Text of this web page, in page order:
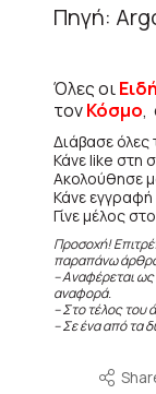
Πηγή:
Όλες οι
τονΚόσμο,
Διάβασε όλες
Κάνε like στη
Ακολούθησε
Κάνε
Γίνε μέλος
Προσοχή!
παραπάνω
– Αναφέρεται
αναφορά.
– Στο τέλος
– Σε ένα από τα